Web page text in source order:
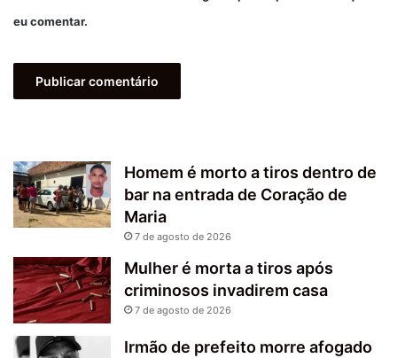
eu comentar.
Homem é morto a tiros dentro de
bar na entrada de Coração de
Maria
7 de agosto de 2026
Mulher é morta a tiros após
criminosos invadirem casa
7 de agosto de 2026
Irmão de prefeito morre afogado